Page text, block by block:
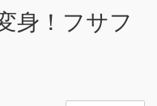
身！フサフ